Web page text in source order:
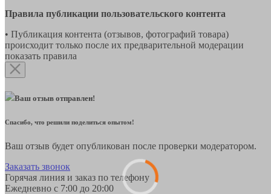
Правила публикации пользовательского контента
• Публикация контента (отзывов, фотографий товара)
происходит только после их предварительной модерации
показать правила
Ваш отзыв отправлен!
Спасибо, что решили поделиться опытом!
Ваш отзыв будет опубликован после проверки модератором.
Заказать звонок
Горячая линия и заказ по телефону
Ежедневно с 7:00 до 20:00